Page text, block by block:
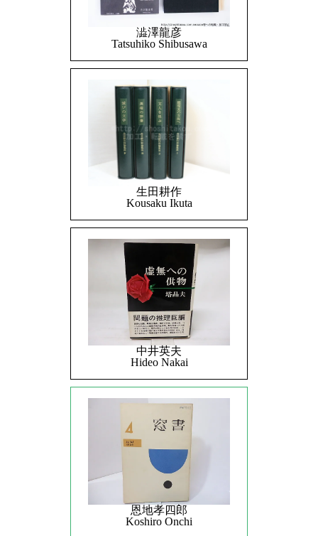
澁澤龍彦
Tatsuhiko Shibusawa
生田耕作
Kousaku Ikuta
中井英夫
Hideo Nakai
恩地孝四郎
Koshiro Onchi